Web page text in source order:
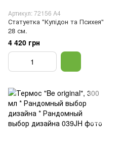
Артикул: 72156 A4
Статуетка "Купідон та Психея"
28 см.
4 420 грн